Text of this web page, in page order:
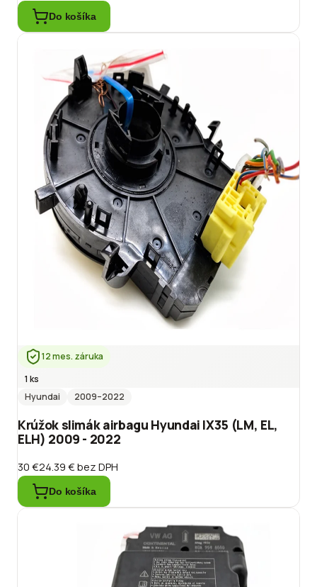
Do košíka
12 mes. záruka
1 ks
Hyundai
2009–2022
Krúžok slimák airbagu Hyundai IX35 (LM, EL,
ELH) 2009 - 2022
30 €24.39 €bez DPH
Do košíka